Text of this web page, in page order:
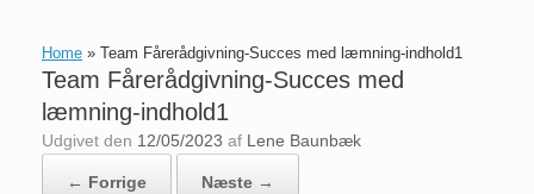
Home » Team Fårerådgivning-Succes med læmning-indhold1
Team Fårerådgivning-Succes med
læmning-indhold1
Udgivet den 12/05/2023 af Lene Baunbæk
← Forrige Næste →